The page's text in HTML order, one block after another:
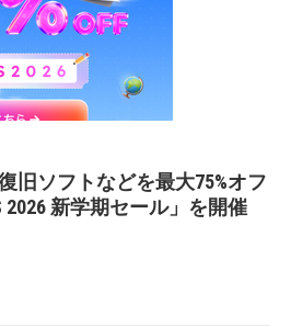
旧ソフトなどを最大75%オフ
2026 新学期セール」を開催